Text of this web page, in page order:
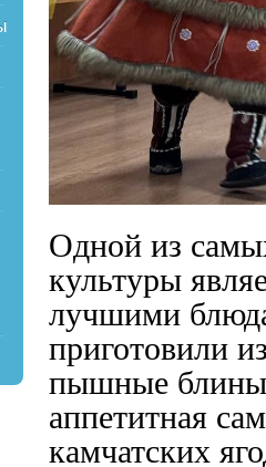
Одной из
культуры
лучшими
приготовили
пышные
аппетитная
камчатских